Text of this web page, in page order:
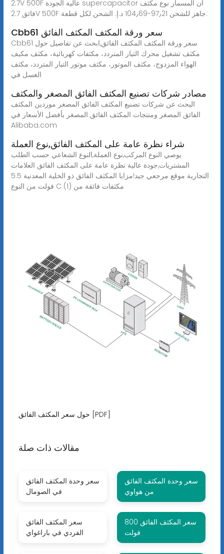
2.7V 500F عالية الجودة supercapacitor ان المسمار نوع مكثف
فائق 2.7V 500F جاهز للشحن ‏97٫21-‏104٫69 د.إ.‏ الشحن لكل قطعة:
Cbb61 سعر ورقة المكثف المكثف الفائق
Cbb61 سعر ورقة المكثف المكثف الفائق,ابحث عن تفاصيل حول
مكثف تشغيل محرك التيار المتردد، مكثفات كهربائية، مكثف مكيف
الهواء المزدوج، مكثف الموتور، مكثف موتور التيار المتردد، مكثف
الغسل في
مصادر شركات تصنيع المكثف الفائق المصغر والمكثف
البحث عن شركات تصنيع المكثف الفائق المصغر موردين المكثف
الفائق المصغر ومنتجات المكثف الفائق المصغر بأفضل الأسعار في
Alibaba.com
شراء نظرة عامة على المكثف الفائق,نوع العملة
يوصي النوع المركب,نوع العملة,النوع الشعاعي حسب الطلب
المشتريات,جودة عالية نظرة عامة على المكثف الفائق العلامات
التجارية موقع مرجعي جيد!مزايا المكثف الفائق ذو الخلية المعدنية 5.5
فولت من النوع C (1) مكثفات فائقة من
حول سعر المكثف الفائق [PDF]
مقالات ذات صلة
سعر وحدة المكثف الفائق
في الصومال
سعر وحدة المكثف الفائق
من هواوي
سعر المكثف الفائق
الفردي في باراغواي
سعر المكثف الفائق 800
فولت